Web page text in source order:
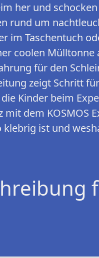
her und
rund um
im Taschentuch
coolen
für den
zeigt Schritt
Kinder beim
mit dem
ist und